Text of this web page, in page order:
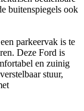
buitenspiegels ook
parkeervak is te
Deze Ford is
en zuinig
stuur,